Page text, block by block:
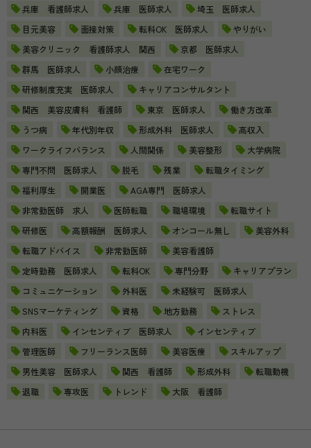
兵庫 看護師求人
兵庫 医師求人
埼玉 医師求人
目元美容
面接対策 転科OK 医師求人
やりがい
美容クリニック 看護師求人 関西
京都 医師求人
群馬 医師求人
小顔治療
在宅ワーク
研修制度充実 医師求人
キャリアコンサルタント
関西 美容皮膚科 看護師
東京 医師求人
働き方改革
うつ病
年代別年収 形成外科 医師求人
高収入
ワークライフバランス
人間関係 美容整形
大学病院
専門不問 医師求人
脱毛 残業
転職タイミング
福利厚生
開業医
AGA専門 医師求人
非常勤医師 求人
医師転職 職場環境
転職サイト
研修医
高額報酬 医師求人 オンコール無し
美容外科
転職アドバイス
非常勤医師
美容看護師
定時勤務 医師求人
転科OK 専門分野
キャリアプラン
コミュニケーション
外科医
未経験可 医師求人
SNSマーケティング
資格 地方勤務
ストレス
内科医
インセンティブ 医師求人
インセンティブ
管理医師
フリーランス医師 美容医療
スキルアップ
男性美容 医師求人
関西 看護師 形成外科
転職動機
退職
専攻医 トレンド 大阪 看護師